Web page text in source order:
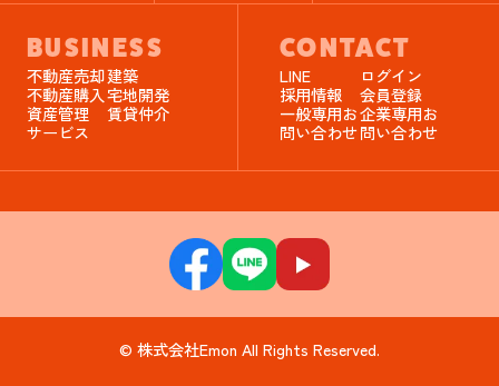
BUSINESS
不動産売却建築
不動産購入宅地開発
資産管理
サービス
賃貸仲介
CONTACT
LINE
ログイン
採用情報
会員登録
一般専用お
問い合わせ
企業専用お
問い合わせ
© 株式会社Emon All Rights Reserved.